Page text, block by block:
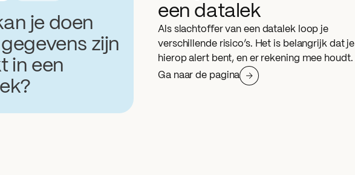
je doen
zijn
in een
een datalek
Als slachtoffer van een datalek loop je
verschillende risico’s. Het is belangrijk dat je
hierop alert bent, en er rekening mee houdt.
Ga naar de pagina